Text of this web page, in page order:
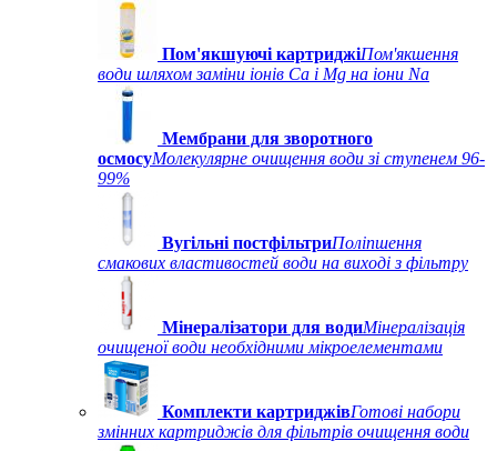
Пом'якшуючі картриджіПом'якшення
води шляхом заміни іонів Ca і Mg на іони Na
Мембрани для зворотного
осмосуМолекулярне очищення води зі ступенем 96-
99%
Вугільні постфільтриПоліпшення
смакових властивостей води на виході з фільтру
Мінералізатори для водиМінералізація
очищеної води необхідними мікроелементами
Комплекти картриджівГотові набори
змінних картриджів для фільтрів очищення води